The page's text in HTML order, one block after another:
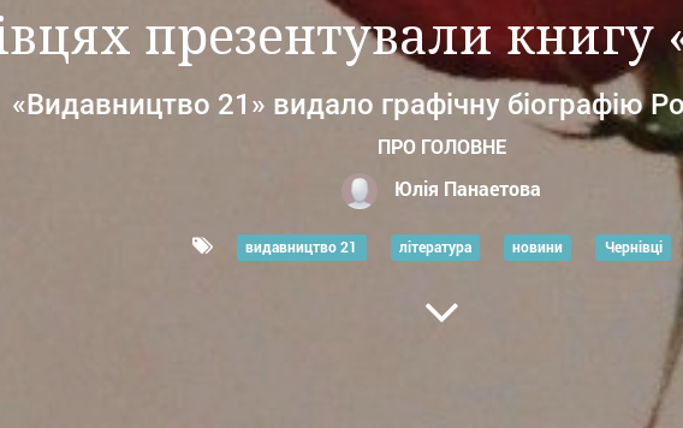
презентували книгу
«Видавництво 21» видало графічну біографію
ПРО ГОЛОВНЕ
Юлія Панаетова
видавництво 21 література новини Чернівці